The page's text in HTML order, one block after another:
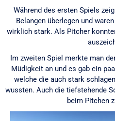
Während des ersten Spiels
Belangen überlegen und
wirklich stark. Als Pitcher
Im zweiten Spiel merkte man
Müdigkeit an und es gab ein
welche die auch stark
wussten. Auch die tiefstehende
beim Pitchen